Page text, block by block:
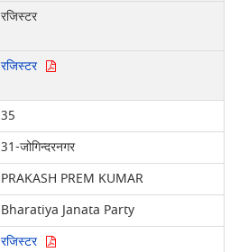
रजिस्टर
रजिस्टर
35
31-जोगिन्दरनगर
PRAKASH PREM KUMAR
Bharatiya Janata Party
रजिस्टर